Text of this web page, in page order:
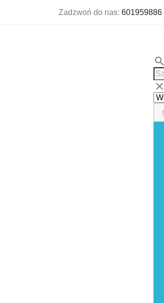
Zadzwoń do nas: 601959886
search
clear